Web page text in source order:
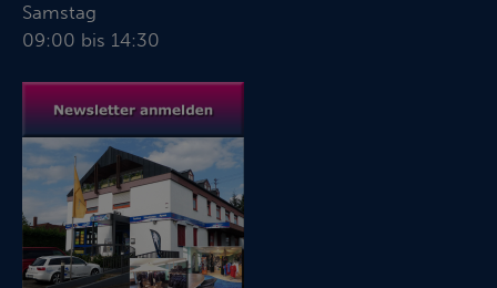
Samstag
09:00 bis 14:30